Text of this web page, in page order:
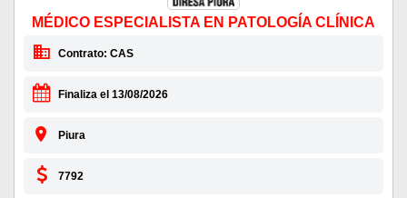
MÉDICO ESPECIALISTA EN PATOLOGÍA CLÍNICA
Contrato: CAS
Finaliza el 13/08/2026
Piura
7792